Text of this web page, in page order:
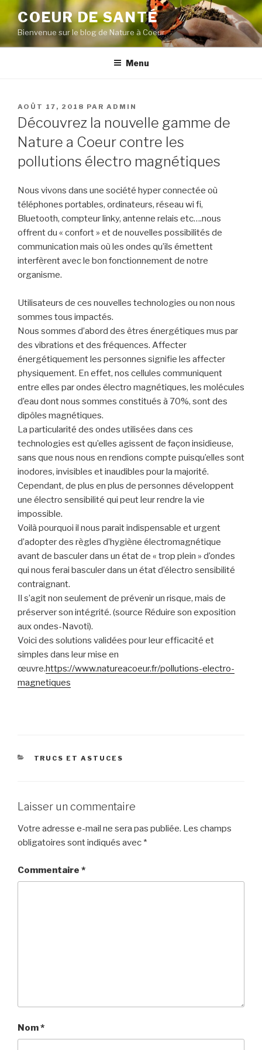
au
contenu
principal
COEUR DE SANTÉ
Bienvenue sur le blog de Nature à Coeur
Menu
PUBLIÉ
LE
AOÛT 17, 2018 PAR ADMIN
Découvrez la nouvelle gamme de
Nature a Coeur contre les
pollutions électro magnétiques
Nous vivons dans une société hyper connectée où
téléphones portables, ordinateurs, réseau wi fi,
Bluetooth, compteur linky, antenne relais etc….nous
offrent du « confort » et de nouvelles possibilités de
communication mais où les ondes qu’ils émettent
interfèrent avec le bon fonctionnement de notre
organisme.
Utilisateurs de ces nouvelles technologies ou non nous
sommes tous impactés.
Nous sommes d’abord des êtres énergétiques mus par
des vibrations et des fréquences. Affecter
énergétiquement les personnes signifie les affecter
physiquement. En effet, nos cellules communiquent
entre elles par ondes électro magnétiques, les molécules
d’eau dont nous sommes constitués à 70%, sont des
dipôles magnétiques.
La particularité des ondes utilisées dans ces
technologies est qu’elles agissent de façon insidieuse,
sans que nous nous en rendions compte puisqu’elles sont
inodores, invisibles et inaudibles pour la majorité.
Cependant, de plus en plus de personnes développent
une électro sensibilité qui peut leur rendre la vie
impossible.
Voilà pourquoi il nous parait indispensable et urgent
d’adopter des règles d’hygiène électromagnétique
avant de basculer dans un état de « trop plein » d’ondes
qui nous ferai basculer dans un état d’électro sensibilité
contraignant.
Il s’agit non seulement de prévenir un risque, mais de
préserver son intégrité. (source Réduire son exposition
aux ondes-Navoti).
Voici des solutions validées pour leur efficacité et
simples dans leur mise en
œuvre.https://www.natureacoeur.fr/pollutions-electro-
magnetiques
CATÉGORIES
TRUCS ET ASTUCES
Laisser un commentaire
Votre adresse e-mail ne sera pas publiée. Les champs
obligatoires sont indiqués avec *
Commentaire *
Nom*